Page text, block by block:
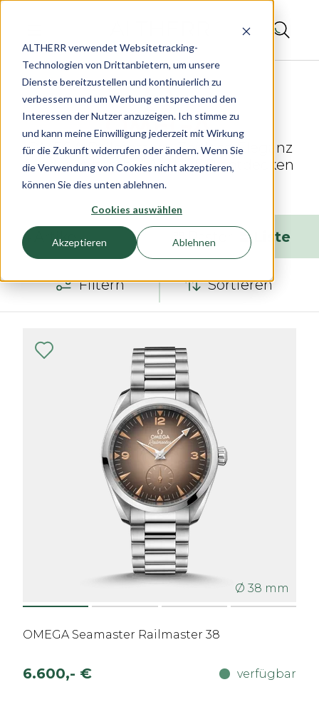
ALTHERR verwendet Websitetracking-
Technologien von Drittanbietern, um unsere
Dienste bereitzustellen und kontinuierlich zu
verbessern und um Werbung entsprechend den
Interessen der Nutzer anzuzeigen. Ich stimme zu
und kann meine Einwilligung jederzeit mit Wirkung
für die Zukunft widerrufen oder ändern. Wenn Sie
die Verwendung von Cookies nicht akzeptieren,
können Sie dies unten ablehnen.
Cookies auswählen
Akzeptieren Ablehnen
OMEGA Railmaster – Zeitlose Eleganz
für den Alltag bei ALTHERR entdecken
4 Artikel Raster Liste
Filtern Sortieren
Ø 38 mm
OMEGA Seamaster Railmaster 38
6.600,- € verfügbar